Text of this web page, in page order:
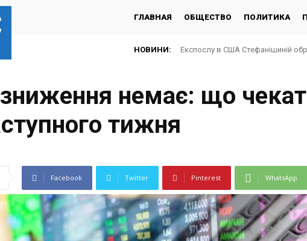
ГЛАВНАЯ ОБЩЕСТВО ПОЛИТИКА
НОВИНИ: Експослу в США Стефанішиній
немає: що
тижня
Facebook Twitter Pinterest WhatsApp